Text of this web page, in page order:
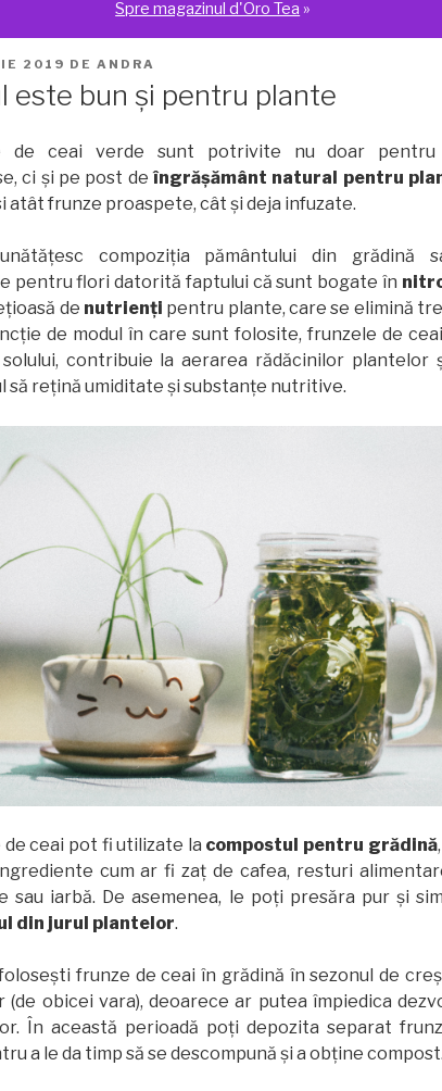
Spre magazinul d'Oro Tea »
2019 DE ANDRA
este bun și pentru plante
de ceai verde sunt potrivite nu doar pentru
ci și pe post deîngrășământ natural pentru
atât frunze proaspete, cât și deja infuzate.
compoziția pământului din grădină
pentru flori datorită faptului că sunt bogate în
de nutrienți pentru plante, care se elimină
de modul în care sunt folosite, frunzele de
contribuie la aerarea rădăcinilor plantelor
să rețină umiditate și substanțe nutritive.
de ceai pot fi utilizate la compostul pentru grădină
cum ar fi zaț de cafea, resturi
sau iarbă. De asemenea, le poți presăra pur și
din jurul plantelor.
frunze de ceai în grădină în sezonul de
(de obicei vara), deoarece ar putea împiedica
În această perioadă poți depozita separat
a le da timp să se descompună și a obține compost.